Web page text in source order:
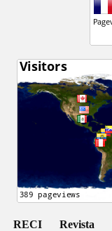
RECI Revista